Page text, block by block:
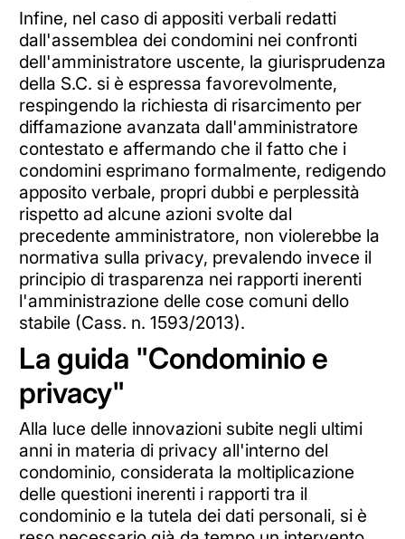
Infine, nel caso di appositi verbali redatti
dall'assemblea dei condomini nei confronti
dell'amministratore uscente, la giurisprudenza
della S.C. si è espressa favorevolmente,
respingendo la richiesta di risarcimento per
diffamazione avanzata dall'amministratore
contestato e affermando che il fatto che i
condomini esprimano formalmente, redigendo
apposito verbale, propri dubbi e perplessità
rispetto ad alcune azioni svolte dal
precedente amministratore, non violerebbe la
normativa sulla privacy, prevalendo invece il
principio di trasparenza nei rapporti inerenti
l'amministrazione delle cose comuni dello
stabile (Cass. n. 1593/2013).
La guida "Condominio e
privacy"
Alla luce delle innovazioni subite negli ultimi
anni in materia di privacy all'interno del
condominio, considerata la moltiplicazione
delle questioni inerenti i rapporti tra il
condominio e la tutela dei dati personali, si è